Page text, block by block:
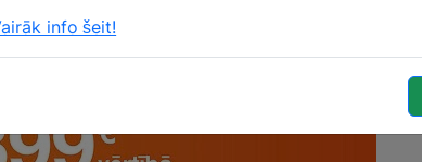
info šeit!